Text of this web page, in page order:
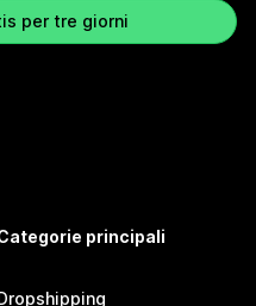
per tre giorni
principali